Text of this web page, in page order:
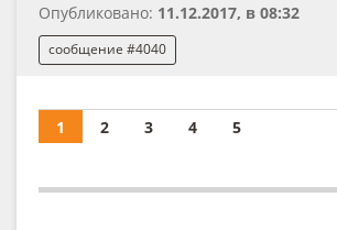
Опубликовано: 11.12.2017, в 08:32
сообщение #4040
1 2 3 4 5